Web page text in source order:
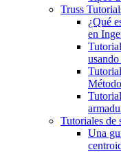
Truss
¿Qué
en
Tutoriales de
Una